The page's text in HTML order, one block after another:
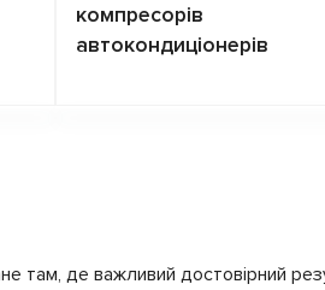
компресорів
автокондиціонерів
там, де важливий достовірний